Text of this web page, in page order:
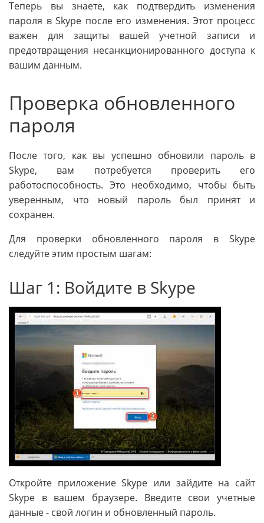
Теперь вы знаете, как подтвердить изменения
пароля в Skype после его изменения. Этот процесс
важен для защиты вашей учетной записи и
предотвращения несанкционированного доступа к
вашим данным.
Проверка обновленного
пароля
После того, как вы успешно обновили пароль в
Skype, вам потребуется проверить его
работоспособность. Это необходимо, чтобы быть
уверенным, что новый пароль был принят и
сохранен.
Для проверки обновленного пароля в Skype
следуйте этим простым шагам:
Шаг 1: Войдите в Skype
Откройте приложение Skype или зайдите на сайт
Skype в вашем браузере. Введите свои учетные
данные - свой логин и обновленный пароль.